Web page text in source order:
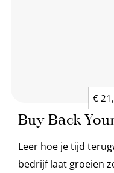
€
Buy Back
Leer hoe je tijd
bedrijf laat groeien